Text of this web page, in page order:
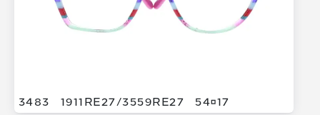
3483 1911RE27/3559RE27 5417